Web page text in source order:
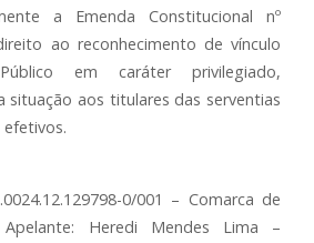
a Emenda Constitucional nº
ao reconhecimento de vínculo
em caráter privilegiado,
situação aos titulares das serventias
0/001 – Comarca de
Heredi Mendes Lima –